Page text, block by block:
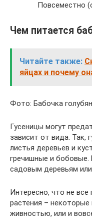
Повсеместно
Чем питается
Читайте также:
яйцах и почему
Фото: Бабочка
Гусеницы могут
зависит от вида. Так,
листья деревьев и
гречишные и
садовым деревьям
Интересно, что не все
растения –
живностью, или и